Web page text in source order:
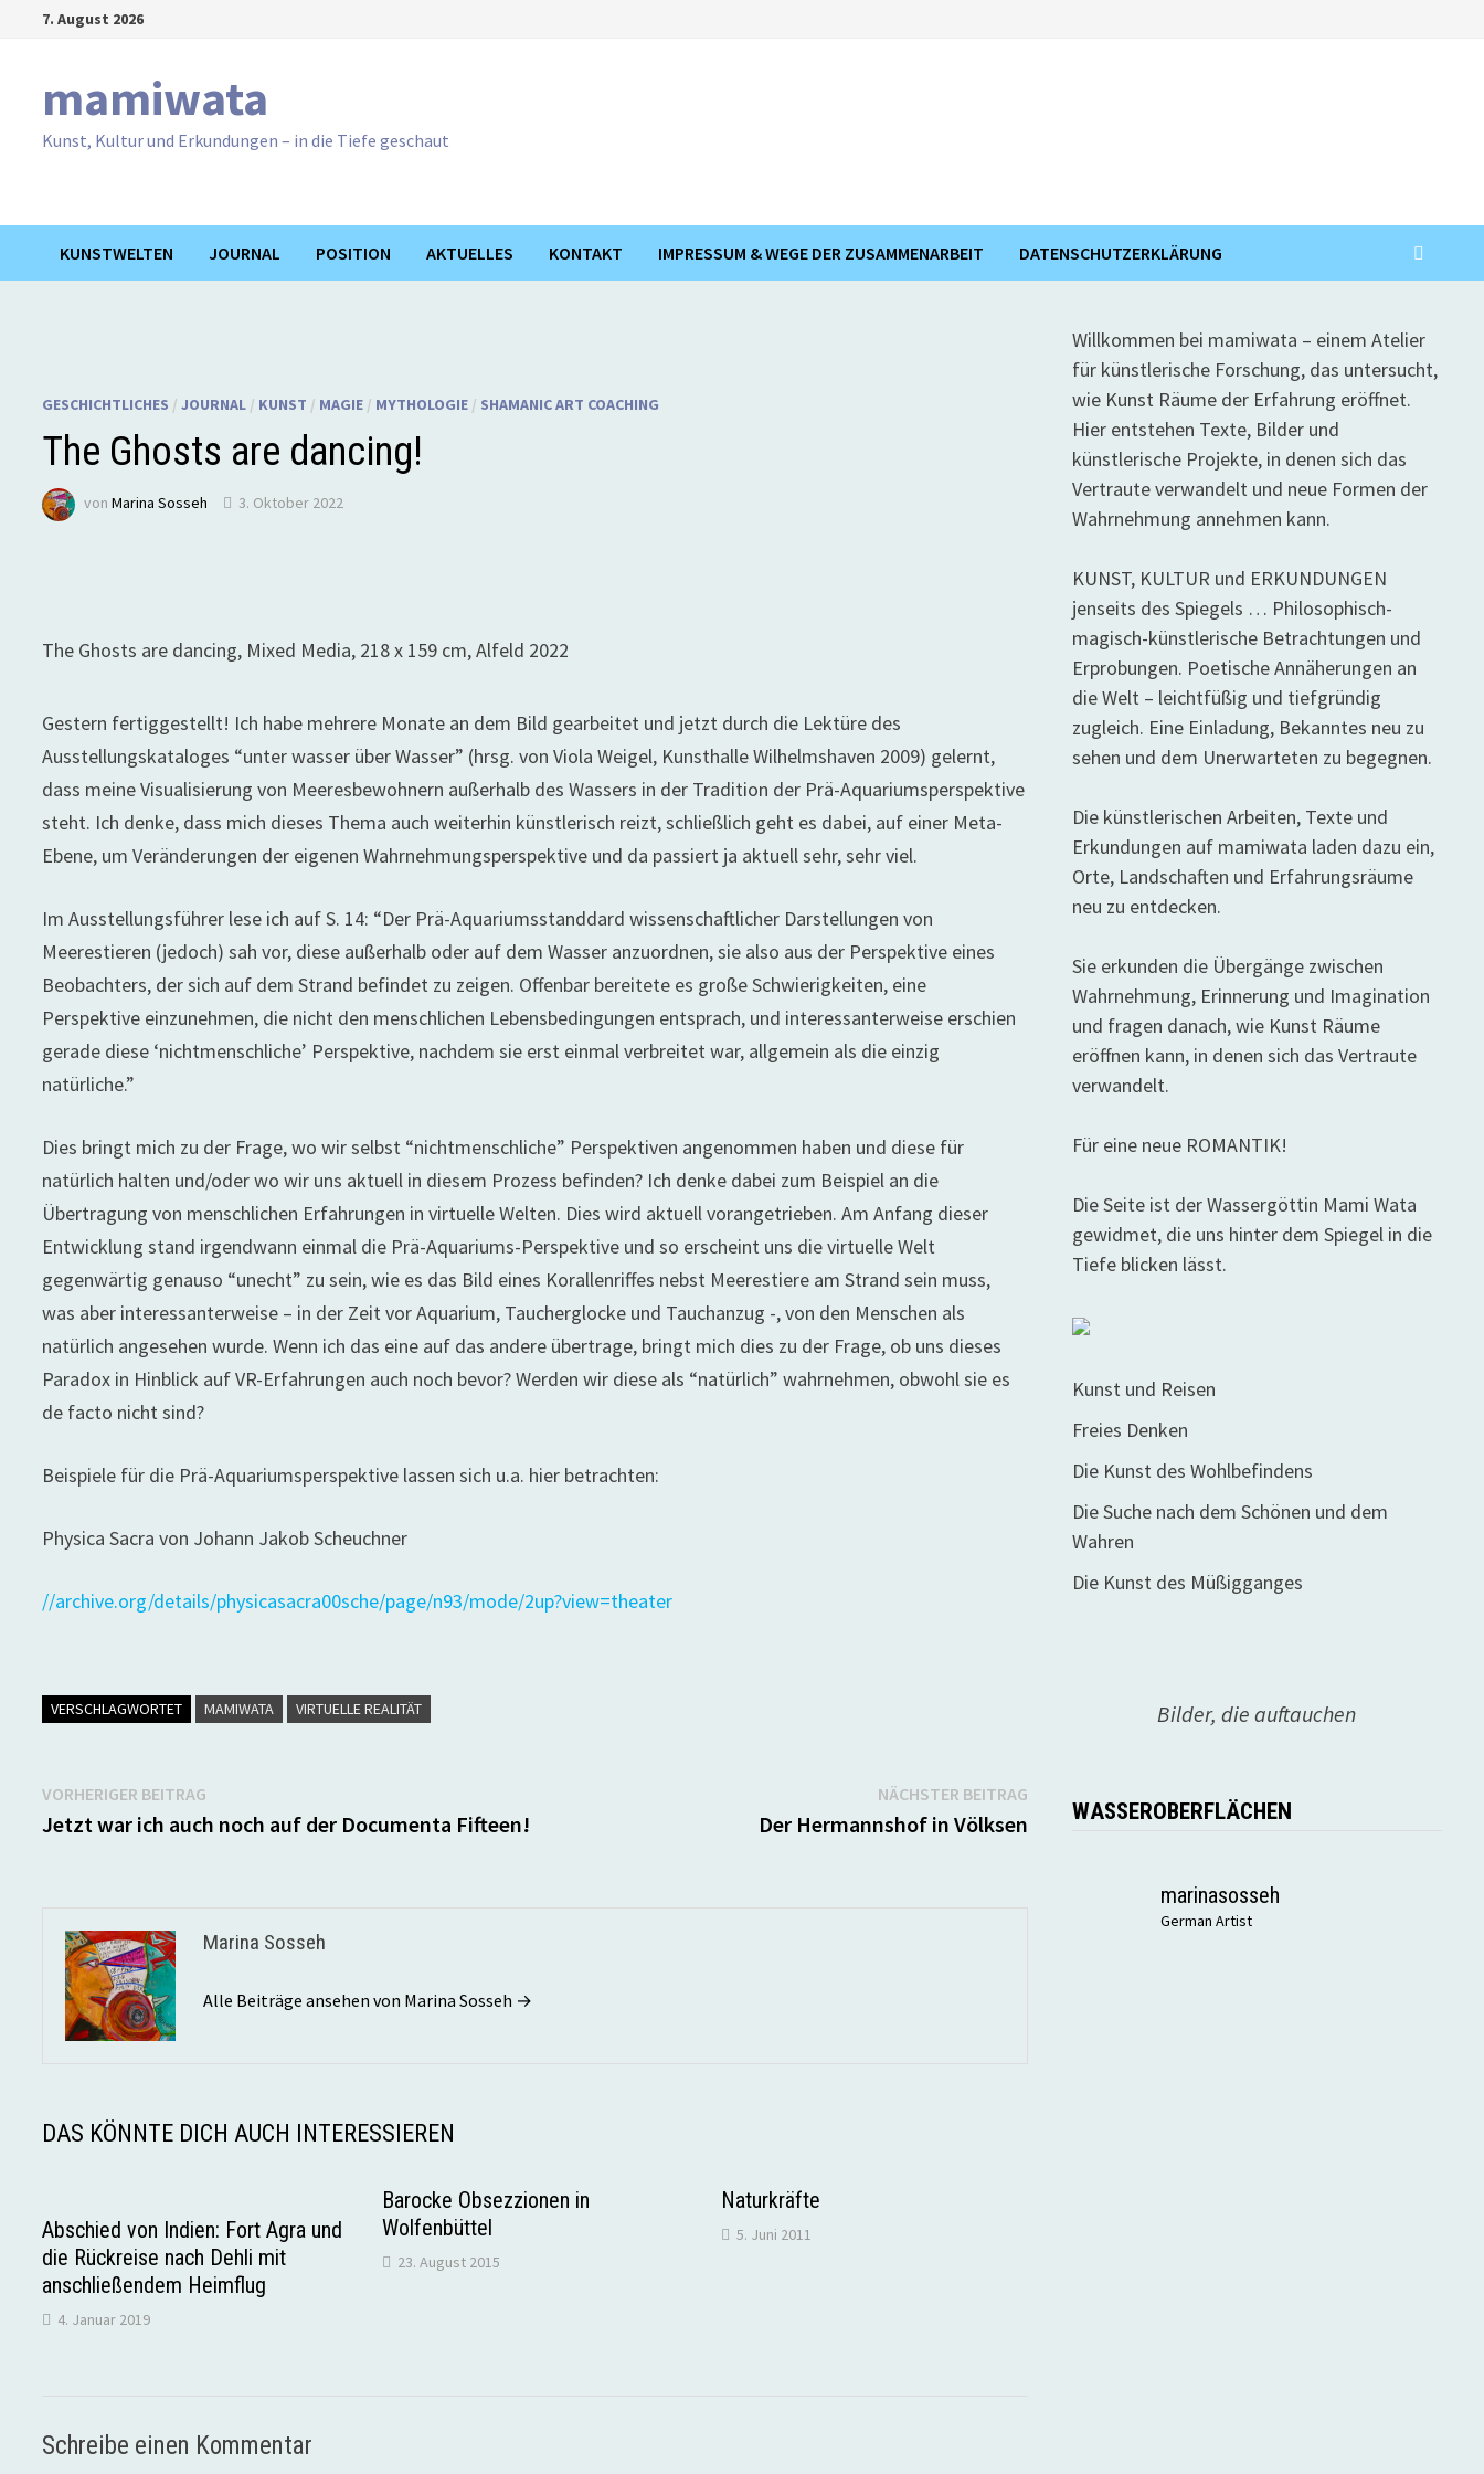
7. August 2026
mamiwata
Kunst, Kultur und Erkundungen – in die Tiefe geschaut
KUNSTWELTEN JOURNAL POSITION AKTUELLES KONTAKT IMPRESSUM & WEGE DER ZUSAMMENARBEIT DATENSCHUTZERKLÄRUNG
GESCHICHTLICHES /JOURNAL / KUNST / MAGIE / MYTHOLOGIE / SHAMANIC ART COACHING
The Ghosts are dancing!
vonMarina Sosseh 3. Oktober 2022
The Ghosts are dancing, Mixed Media, 218 x 159 cm, Alfeld 2022
Gestern fertiggestellt! Ich habe mehrere Monate an dem Bild gearbeitet und jetzt durch die Lektüre des
Ausstellungskataloges “unter wasser über Wasser” (hrsg. von Viola Weigel, Kunsthalle Wilhelmshaven 2009) gelernt,
dass meine Visualisierung von Meeresbewohnern außerhalb des Wassers in der Tradition der Prä-Aquariumsperspektive
steht. Ich denke, dass mich dieses Thema auch weiterhin künstlerisch reizt, schließlich geht es dabei, auf einer Meta-
Ebene, um Veränderungen der eigenen Wahrnehmungsperspektive und da passiert ja aktuell sehr, sehr viel.
Im Ausstellungsführer lese ich auf S. 14: “Der Prä-Aquariumsstanddard wissenschaftlicher Darstellungen von
Meerestieren (jedoch) sah vor, diese außerhalb oder auf dem Wasser anzuordnen, sie also aus der Perspektive eines
Beobachters, der sich auf dem Strand befindet zu zeigen. Offenbar bereitete es große Schwierigkeiten, eine
Perspektive einzunehmen, die nicht den menschlichen Lebensbedingungen entsprach, und interessanterweise erschien
gerade diese ‘nichtmenschliche’ Perspektive, nachdem sie erst einmal verbreitet war, allgemein als die einzig
natürliche.”
Dies bringt mich zu der Frage, wo wir selbst “nichtmenschliche” Perspektiven angenommen haben und diese für
natürlich halten und/oder wo wir uns aktuell in diesem Prozess befinden? Ich denke dabei zum Beispiel an die
Übertragung von menschlichen Erfahrungen in virtuelle Welten. Dies wird aktuell vorangetrieben. Am Anfang dieser
Entwicklung stand irgendwann einmal die Prä-Aquariums-Perspektive und so erscheint uns die virtuelle Welt
gegenwärtig genauso “unecht” zu sein, wie es das Bild eines Korallenriffes nebst Meerestiere am Strand sein muss,
was aber interessanterweise – in der Zeit vor Aquarium, Taucherglocke und Tauchanzug -, von den Menschen als
natürlich angesehen wurde. Wenn ich das eine auf das andere übertrage, bringt mich dies zu der Frage, ob uns dieses
Paradox in Hinblick auf VR-Erfahrungen auch noch bevor? Werden wir diese als “natürlich” wahrnehmen, obwohl sie es
de facto nicht sind?
Beispiele für die Prä-Aquariumsperspektive lassen sich u.a. hier betrachten:
Physica Sacra von Johann Jakob Scheuchner
//archive.org/details/physicasacra00sche/page/n93/mode/2up?view=theater
VERSCHLAGWORTET MAMIWATA VIRTUELLE REALITÄT
Beitragsnavigation
VORHERIGER BEITRAG
Beitrag:
Jetzt war ich auch noch auf der Documenta Fifteen!
NÄCHSTER BEITRAGNächster
Beitrag:
Der Hermannshof in Völksen
Marina Sosseh
Alle Beiträge ansehen von Marina Sosseh →
DAS KÖNNTE DICH AUCH INTERESSIEREN
Abschied von Indien: Fort Agra und
die Rückreise nach Dehli mit
anschließendem Heimflug
4. Januar 2019
Barocke Obsezzionen in
Wolfenbüttel
23. August 2015
Naturkräfte
5. Juni 2011
Schreibe einen Kommentar
Willkommen bei mamiwata – einem Atelier
für künstlerische Forschung, das untersucht,
wie Kunst Räume der Erfahrung eröffnet.
Hier entstehen Texte, Bilder und
künstlerische Projekte, in denen sich das
Vertraute verwandelt und neue Formen der
Wahrnehmung annehmen kann.
KUNST, KULTUR und ERKUNDUNGEN
jenseits des Spiegels … Philosophisch-
magisch-künstlerische Betrachtungen und
Erprobungen. Poetische Annäherungen an
die Welt – leichtfüßig und tiefgründig
zugleich. Eine Einladung, Bekanntes neu zu
sehen und dem Unerwarteten zu begegnen.
Die künstlerischen Arbeiten, Texte und
Erkundungen auf mamiwata laden dazu ein,
Orte, Landschaften und Erfahrungsräume
neu zu entdecken.
Sie erkunden die Übergänge zwischen
Wahrnehmung, Erinnerung und Imagination
und fragen danach, wie Kunst Räume
eröffnen kann, in denen sich das Vertraute
verwandelt.
Für eine neue ROMANTIK!
Die Seite ist der Wassergöttin Mami Wata
gewidmet, die uns hinter dem Spiegel in die
Tiefe blicken lässt.
Kunst und Reisen
Freies Denken
Die Kunst des Wohlbefindens
Die Suche nach dem Schönen und dem
Wahren
Die Kunst des Müßigganges
Bilder, die auftauchen
WASSEROBERFLÄCHEN
marinasosseh
German Artist